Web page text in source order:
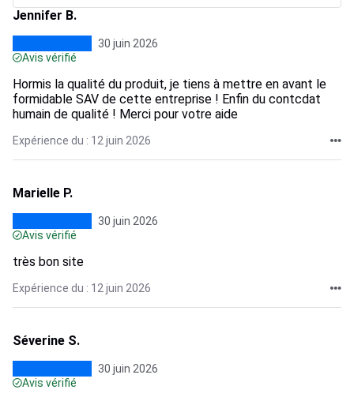
Jennifer B.
30 juin 2026
Avis vérifié
Hormis la qualité du produit, je tiens à mettre en avant le
formidable SAV de cette entreprise ! Enfin du contcdat
humain de qualité ! Merci pour votre aide
Expérience du : 12 juin 2026
Marielle P.
30 juin 2026
Avis vérifié
très bon site
Expérience du : 12 juin 2026
Séverine S.
30 juin 2026
Avis vérifié